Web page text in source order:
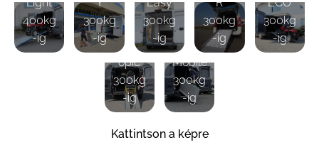
400kg
-ig
300kg
-ig
300kg
-ig
300kg
-ig
300kg
-ig
WM
Telesc
opic
300kg
-ig
WM
Mobile
300kg
-ig
Kattintson a képre